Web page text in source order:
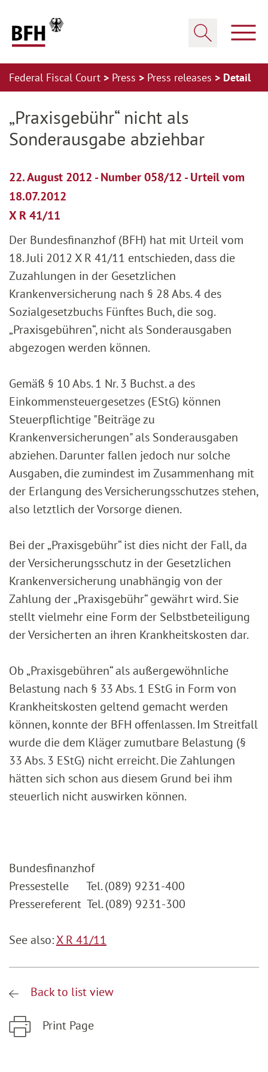
Federal Fiscal Court Press Press releases Detail
„Praxisgebühr“ nicht als
Sonderausgabe abziehbar
22. August 2012 - Number 058/12 - Urteil vom
18.07.2012
X R 41/11
Der Bundesfinanzhof (BFH) hat mit Urteil vom
18. Juli 2012 X R 41/11 entschieden, dass die
Zuzahlungen in der Gesetzlichen
Krankenversicherung nach § 28 Abs. 4 des
Sozialgesetzbuchs Fünftes Buch, die sog.
„Praxisgebühren“, nicht als Sonderausgaben
abgezogen werden können.
Gemäß § 10 Abs. 1 Nr. 3 Buchst. a des
Einkommensteuergesetzes (EStG) können
Steuerpflichtige "Beiträge zu
Krankenversicherungen" als Sonderausgaben
abziehen. Darunter fallen jedoch nur solche
Ausgaben, die zumindest im Zusammenhang mit
der Erlangung des Versicherungsschutzes stehen,
also letztlich der Vorsorge dienen.
Bei der „Praxisgebühr“ ist dies nicht der Fall, da
der Versicherungsschutz in der Gesetzlichen
Krankenversicherung unabhängig von der
Zahlung der „Praxisgebühr“ gewährt wird. Sie
stellt vielmehr eine Form der Selbstbeteiligung
der Versicherten an ihren Krankheitskosten dar.
Ob „Praxisgebühren“ als außergewöhnliche
Belastung nach § 33 Abs. 1 EStG in Form von
Krankheitskosten geltend gemacht werden
können, konnte der BFH offenlassen. Im Streitfall
wurde die dem Kläger zumutbare Belastung (§
33 Abs. 3 EStG) nicht erreicht. Die Zahlungen
hätten sich schon aus diesem Grund bei ihm
steuerlich nicht auswirken können.
Bundesfinanzhof
Pressestelle Tel. (089) 9231-400
Pressereferent Tel. (089) 9231-300
See also:X R 41/11
Back to list view
Print Page